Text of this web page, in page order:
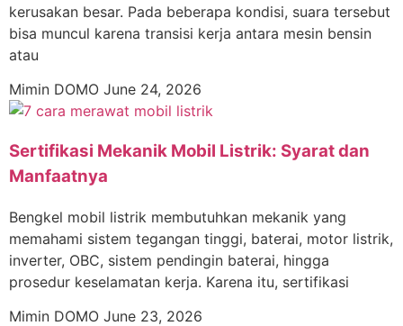
kerusakan besar. Pada beberapa kondisi, suara tersebut
bisa muncul karena transisi kerja antara mesin bensin
atau
Mimin DOMO June 24, 2026
Sertifikasi Mekanik Mobil Listrik: Syarat dan
Manfaatnya
Bengkel mobil listrik membutuhkan mekanik yang
memahami sistem tegangan tinggi, baterai, motor listrik,
inverter, OBC, sistem pendingin baterai, hingga
prosedur keselamatan kerja. Karena itu, sertifikasi
Mimin DOMO June 23, 2026